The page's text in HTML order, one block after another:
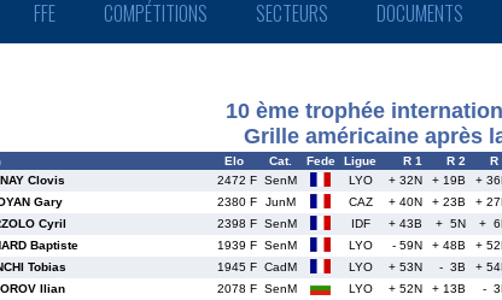
FFE COMPÉTITIONS SECTEURS DOCUMENTS
10 ème trophée
Grille américaine après
Elo Cat. Fede Ligue R 1 R 2 R
Clovis 2472 F SenM LYO + 32N + 19B +
Gary 2380 F JunM CAZ + 40N + 23B +
Cyril 2398 F SenM IDF + 43B + 5N +
Baptiste 1939 F SenM LYO - 59N + 48B +
Tobias 1945 F CadM LYO + 53N - 3B +
Ilian 2078 F SenM LYO + 52N + 13B -